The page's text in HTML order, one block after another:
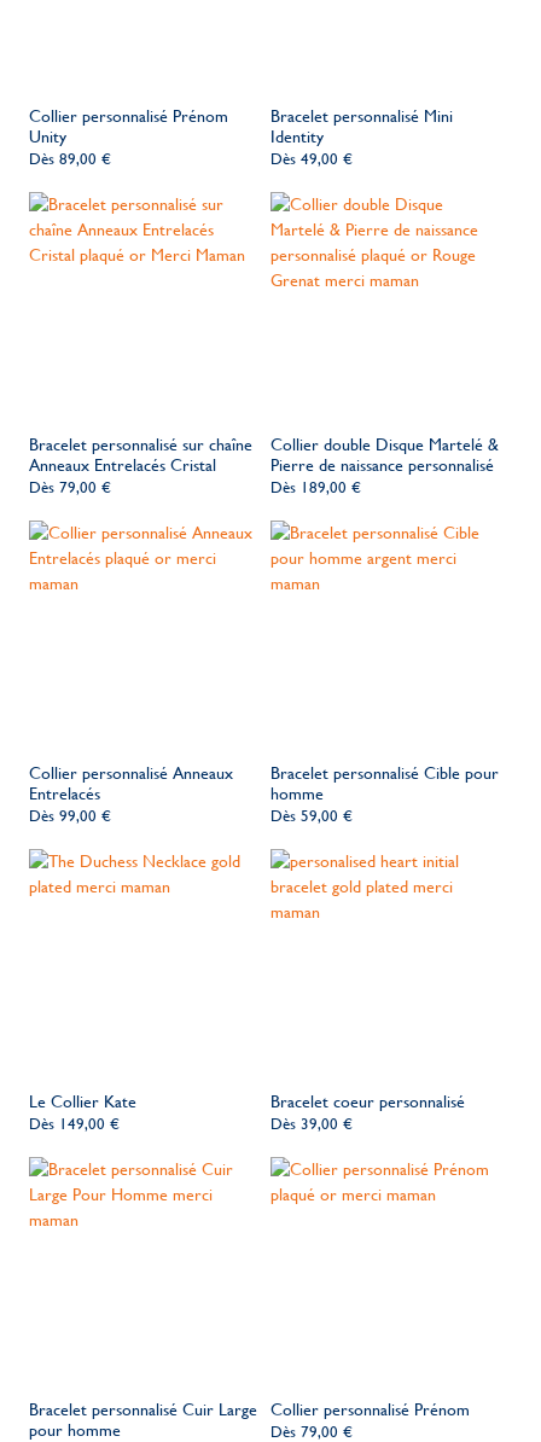
Collier personnalisé Prénom
Unity
Dès 89,00 €
Bracelet personnalisé Mini
Identity
Dès 49,00 €
Bracelet personnalisé sur chaîne
Anneaux Entrelacés Cristal
Dès 79,00 €
Collier double Disque Martelé &
Pierre de naissance personnalisé
Dès 189,00 €
Collier personnalisé Anneaux
Entrelacés
Dès 99,00 €
Bracelet personnalisé Cible pour
homme
Dès 59,00 €
Le Collier Kate
Dès 149,00 €
Bracelet coeur personnalisé
Dès 39,00 €
Bracelet personnalisé Cuir Large
pour homme
Collier personnalisé Prénom
Dès 79,00 €